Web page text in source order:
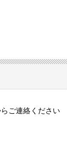
ご連絡ください